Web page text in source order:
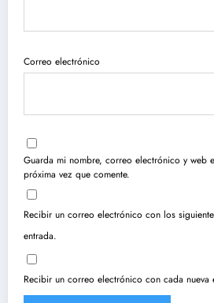
Correo electrónico
Guarda mi nombre, correo electrónico y web
próxima vez que comente.
Recibir un correo electrónico con los
entrada.
Recibir un correo electrónico con cada nueva